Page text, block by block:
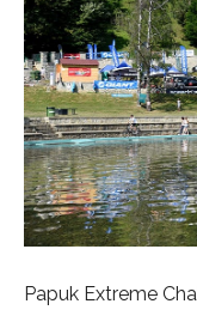
Papuk Extreme